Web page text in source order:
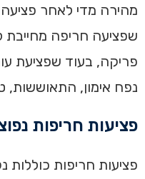
מהירה מדי לאחר
שפציעה חריפה מחייבת
פריקה, בעוד שפציעת
נפח אימון, התאוששות,
פציעות חריפות
פציעות חריפות